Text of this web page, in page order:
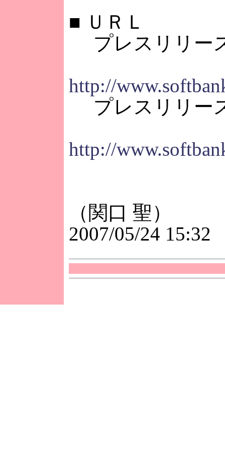
■ ＵＲＬ
プレスリリー
http://
プレスリリー
http://
（関口 聖）
2007/05/24 15:32